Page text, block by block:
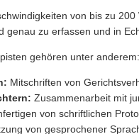
von bis zu
genau zu erfassen und in
gehören unter anderem:
Mitschriften von
Zusammenarbeit mit
von schriftlichen
von gesprochener